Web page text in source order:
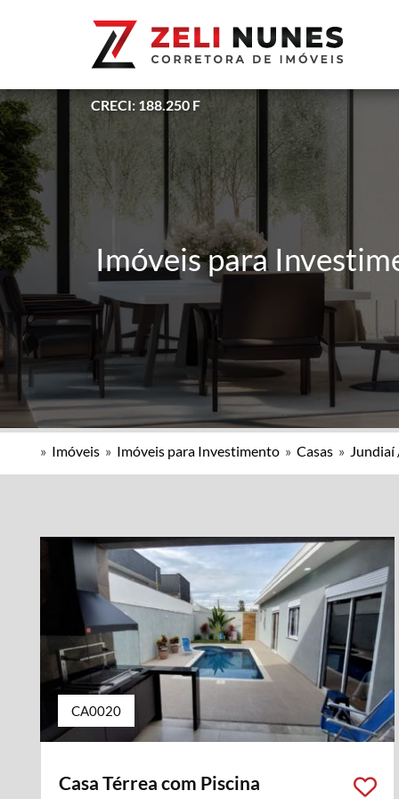
CRECI: 188.250 F
Imóveis para
» Imóveis » Imóveis para Investimento » Casas » Jundiaí
CA0020
Casa Térrea com Piscina